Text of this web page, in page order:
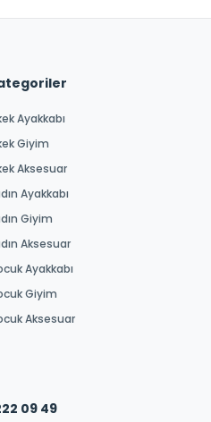
Ayakkabı
Giyim
Aksesuar
Ayakkabı
Giyim
Aksesuar
Ayakkabı
Giyim
Aksesuar
09 49